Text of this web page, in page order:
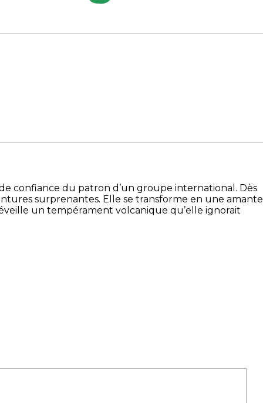
confiance du patron d’un groupe international. Dès
surprenantes. Elle se transforme en une amante
un tempérament volcanique qu’elle ignorait